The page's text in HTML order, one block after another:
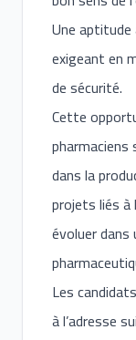
Une
exigeant en
de sécurité.
Cette
dans la
projets liés
évoluer
Les
à l’adresse